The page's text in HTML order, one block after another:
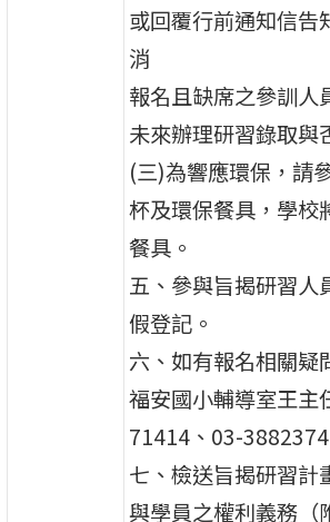
或回覆行前通知信告
消
報名且缺席之參訓人
未來辦理研習錄取與
(三)為響應環保，請
杯及環保餐具，學校
餐具。
五、參與旨揭研習人
假登記。
六、如有報名相關疑
福安國小輔導室王主
71414、03-
七、檢送旨揭研習計
與學員之權利義務（